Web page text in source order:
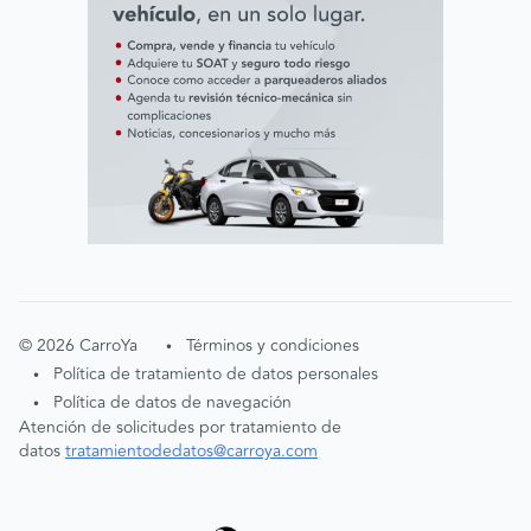
©2026 CarroYa • Términos y condiciones
• Política de tratamiento de datos personales
•
Política de datos de navegación
Atención de solicitudes por tratamiento de
datostratamientodedatos@carroya.com
Aceptación cookies